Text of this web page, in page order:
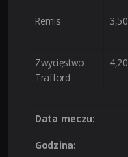
Remis 3,50
Zwycięstwo
Trafford
4,20
Data meczu:
Godzina: